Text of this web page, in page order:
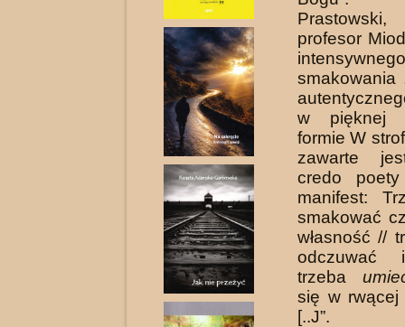
profesor
intensywnego
w pięknej
formie W
zawarte
credo
manifest:
smakować
własność //
odczuwać
trzeba
się w rwącej
[..J”.